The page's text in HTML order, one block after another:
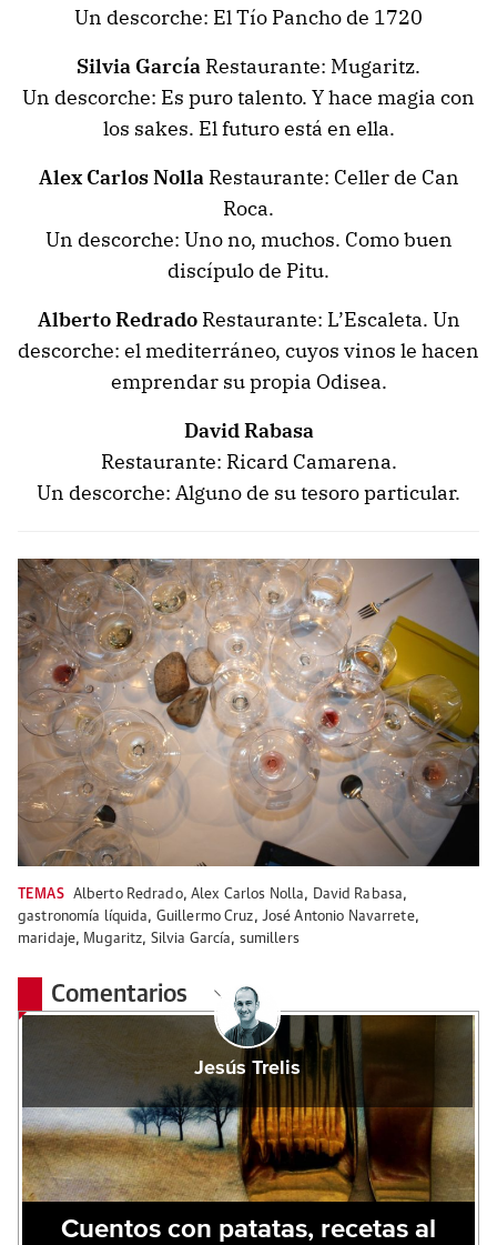
Un descorche: El Tío Pancho de 1720
Silvia García Restaurante: Mugaritz.
Un descorche: Es puro talento. Y hace magia con
los sakes. El futuro está en ella.
Alex Carlos NollaRestaurante: Celler de Can
Roca.
Un descorche: Uno no, muchos. Como buen
discípulo de Pitu.
Alberto RedradoRestaurante: L’Escaleta. Un
descorche: el mediterráneo, cuyos vinos le hacen
emprendar su propia Odisea.
David Rabasa
Restaurante: Ricard Camarena.
Un descorche: Alguno de su tesoro particular.
TEMAS Alberto Redrado,Alex Carlos Nolla, David Rabasa,
gastronomía líquida, Guillermo Cruz, José Antonio Navarrete,
maridaje, Mugaritz, Silvia García, sumillers
Comentarios
Jesús Trelis
Cuentos con patatas, recetas al